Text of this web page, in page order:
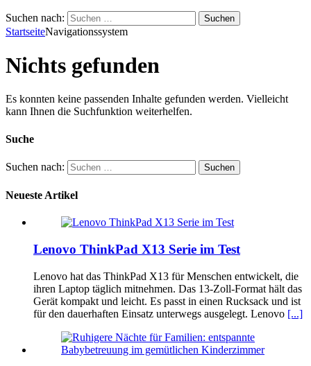
Suchen nach:
StartseiteNavigationssystem
Nichts gefunden
Es konnten keine passenden Inhalte gefunden werden. Vielleicht
kann Ihnen die Suchfunktion weiterhelfen.
Suche
Suchen nach:
Neueste Artikel
Lenovo ThinkPad X13 Serie im Test
Lenovo hat das ThinkPad X13 für Menschen entwickelt, die
ihren Laptop täglich mitnehmen. Das 13-Zoll-Format hält das
Gerät kompakt und leicht. Es passt in einen Rucksack und ist
für den dauerhaften Einsatz unterwegs ausgelegt. Lenovo [...]